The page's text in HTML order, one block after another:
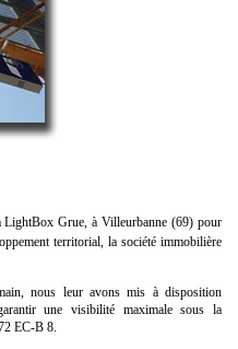
LightBox Grue, à Villeurbanne (69) pour
territorial, la société immobilière
nous leur avons mis à disposition
une visibilité maximale sous la
EC-B 8.